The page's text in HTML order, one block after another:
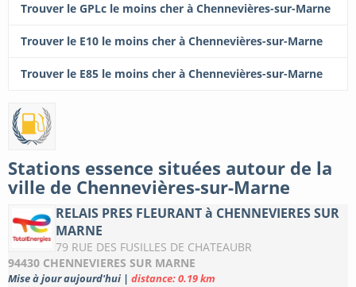
Trouver le GPLc le moins cher à Chennevières-sur-Marne
Trouver le E10 le moins cher à Chennevières-sur-Marne
Trouver le E85 le moins cher à Chennevières-sur-Marne
Stations essence situées autour de la
ville de Chennevières-sur-Marne
RELAIS PRES FLEURANT à CHENNEVIERES SUR
MARNE
79 RUE DES FUSILLES DE CHATEAUBR
94430 CHENNEVIERES SUR MARNE
Mise à jour aujourd'hui | distance: 0.19 km